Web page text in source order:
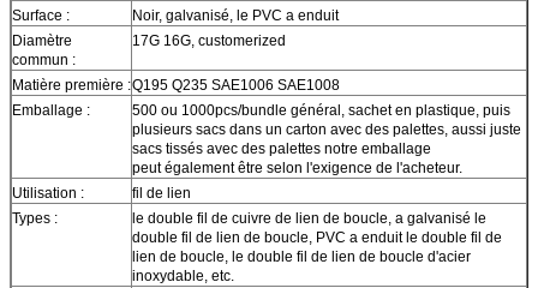
Surface :
Noir, galvanisé, le PVC a enduit
Diamètre
commun :
17G 16G, customerized
Matière première :Q195 Q235 SAE1006 SAE1008
Emballage :
500 ou 1000pcs/bundle général, sachet en plastique, puis
plusieurs sacs dans un carton avec des palettes, aussi juste
sacs tissés avec des palettes notre emballage
peut également être selon l'exigence de l'acheteur.
Utilisation :
fil de lien
Types :
le double fil de cuivre de lien de boucle, a galvanisé le
double fil de lien de boucle, PVC a enduit le double fil de
lien de boucle, le double fil de lien de boucle d'acier
inoxydable, etc.